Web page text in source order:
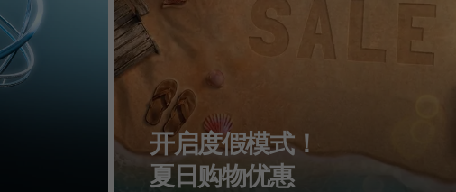
HERA
2026 焕亮光采妆容